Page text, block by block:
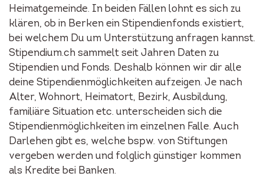
Heimatgemeinde. In beiden Fällen lohnt es sich zu
klären, ob in Berken ein Stipendienfonds existiert,
bei welchem Du um Unterstützung anfragen kannst.
Stipendium.ch sammelt seit Jahren Daten zu
Stipendien und Fonds. Deshalb können wir dir alle
deine Stipendienmöglichkeiten aufzeigen. Je nach
Alter, Wohnort, Heimatort, Bezirk, Ausbildung,
familiäre Situation etc. unterscheiden sich die
Stipendienmöglichkeiten im einzelnen Falle. Auch
Darlehen gibt es, welche bspw. von Stiftungen
vergeben werden und folglich günstiger kommen
als Kredite bei Banken.